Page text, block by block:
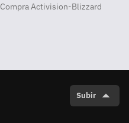
Compra Activision-Blizzard
Subir